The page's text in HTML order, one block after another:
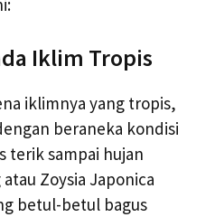
Iklim Tropis
iklimnya yang tropis,
beraneka kondisi
terik sampai hujan
Zoysia Japonica
betul-betul bagus